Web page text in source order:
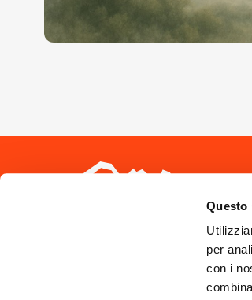
Questo
per
con i